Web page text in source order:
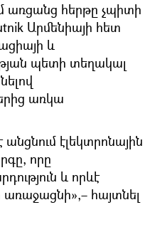
առցանց հերթը չպիտի
Արմենիայի հետ
և
պետի տեղակալ
առկա
էլեկտրոնային
որը
և որևէ
առաջացնի»,– հայտնել